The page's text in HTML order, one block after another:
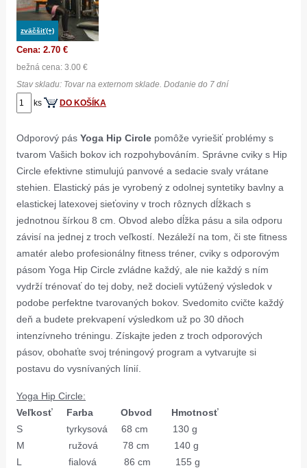
zväčšiť(+)
Cena: 2.70 €
bežná cena: 3.00 €
Stav skladu: Tovar na externom sklade. Dodanie do 7 dní
ks
DO KOŠÍKA
Odporový pás Yoga Hip Circle pomôže vyriešiť problémy s
tvarom Vašich bokov ich rozpohybováním. Správne cviky s Hip
Circle efektivne stimulujú panvové a sedacie svaly vrátane
stehien. Elastický pás je vyrobený z odolnej syntetiky bavlny a
elastickej latexovej sieťoviny v troch rôznych dĺžkach s
jednotnou šírkou 8 cm. Obvod alebo dĺžka pásu a sila odporu
závisí na jednej z troch veľkostí. Nezáleží na tom, či ste fitness
amatér alebo profesionálny fitness tréner, cviky s odporovým
pásom Yoga Hip Circle zvládne každý, ale nie každý s ním
vydrží trénovať do tej doby, než docieli vytúžený výsledok v
podobe perfektne tvarovaných bokov. Svedomito cvičte každý
deň a budete prekvapení výsledkom už po 30 dňoch
intenzívneho tréningu. Získajte jeden z troch odporových
pásov, obohaťte svoj tréningový program a vytvarujte si
postavu do vysnívaných línií.
Yoga Hip Circle:
Veľkosť Farba Obvod Hmotnosť
S tyrkysová 68 cm 130 g
M ružová 78 cm 140 g
L fialová 86 cm 155 g